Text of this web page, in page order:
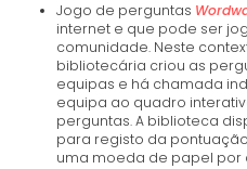
Jogo de perguntas
internet e que pode ser
comunidade. Neste
bibliotecária criou as
equipas e há chamada
equipa ao quadro
perguntas. A biblioteca
para registo da
uma moeda de papel por